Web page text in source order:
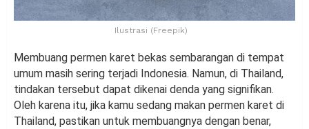
Ilustrasi (Freepik)
Membuang permen karet bekas sembarangan di tempat
umum masih sering terjadi Indonesia. Namun, di Thailand,
tindakan tersebut dapat dikenai denda yang signifikan.
Oleh karena itu, jika kamu sedang makan permen karet di
Thailand, pastikan untuk membuangnya dengan benar,